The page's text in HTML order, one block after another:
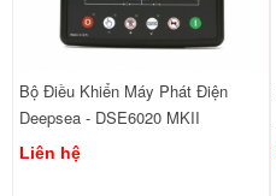
Bộ Điều Khiển Máy Phát Điện
Deepsea - DSE6020 MKII
Liên hệ